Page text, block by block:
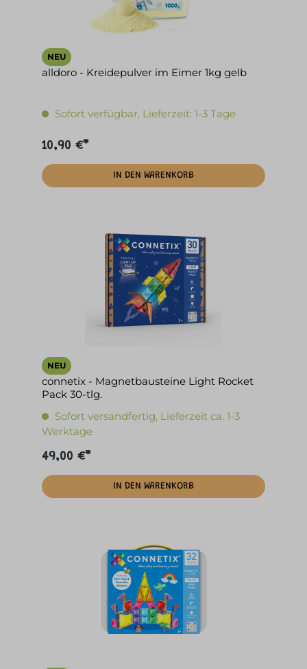
NEU
alldoro - Kreidepulver im Eimer 1kg gelb
Sofort verfügbar, Lieferzeit: 1-3 Tage
10,90 €*
IN DEN WARENKORB
NEU
connetix - Magnetbausteine Light Rocket
Pack 30-tlg.
Sofort versandfertig, Lieferzeit ca. 1-3
Werktage
49,00 €*
IN DEN WARENKORB